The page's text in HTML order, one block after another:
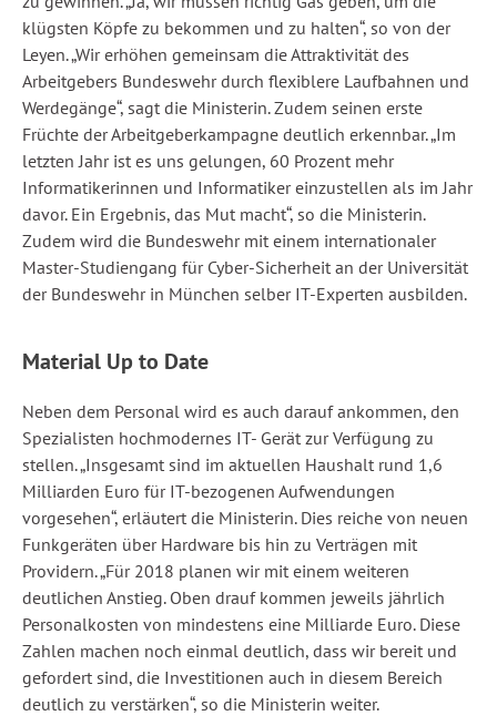
klügsten Köpfe zu bekommen und zu halten“, so von der
Leyen. „Wir erhöhen gemeinsam die Attraktivität des
Arbeitgebers Bundeswehr durch flexiblere Laufbahnen und
Werdegänge“, sagt die Ministerin. Zudem seinen erste
Früchte der Arbeitgeberkampagne deutlich erkennbar. „Im
letzten Jahr ist es uns gelungen, 60 Prozent mehr
Informatikerinnen und Informatiker einzustellen als im Jahr
davor. Ein Ergebnis, das Mut macht“, so die Ministerin.
Zudem wird die Bundeswehr mit einem internationaler
Master-Studiengang für Cyber-Sicherheit an der Universität
der Bundeswehr in München selber IT-Experten ausbilden.
Material Up to Date
Neben dem Personal wird es auch darauf ankommen, den
Spezialisten hochmodernes IT- Gerät zur Verfügung zu
stellen. „Insgesamt sind im aktuellen Haushalt rund 1,6
Milliarden Euro für IT-bezogenen Aufwendungen
vorgesehen“, erläutert die Ministerin. Dies reiche von neuen
Funkgeräten über Hardware bis hin zu Verträgen mit
Providern. „Für 2018 planen wir mit einem weiteren
deutlichen Anstieg. Oben drauf kommen jeweils jährlich
Personalkosten von mindestens eine Milliarde Euro. Diese
Zahlen machen noch einmal deutlich, dass wir bereit und
gefordert sind, die Investitionen auch in diesem Bereich
deutlich zu verstärken“, so die Ministerin weiter.